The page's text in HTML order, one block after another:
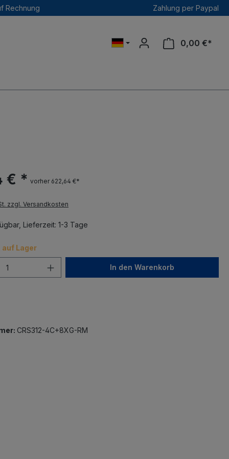
Rechnung Zahlung per Paypal
0,00 €*
€ * vorher 622,64 €*
zzgl. Versandkosten
Lieferzeit: 1-3 Tage
Lager
In den Warenkorb
CRS312-4C+8XG-RM